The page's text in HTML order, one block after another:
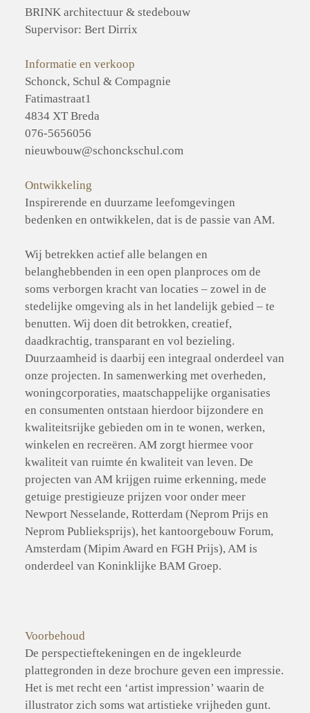
BRINK architectuur & stedebouw
Supervisor: Bert Dirrix
Informatie en verkoop
Schonck, Schul & Compagnie
Fatimastraat1
4834 XT Breda
076-5656056
nieuwbouw@schonckschul.com
Ontwikkeling
Inspirerende en duurzame leefomgevingen
bedenken en ontwikkelen, dat is de passie van AM.
Wij betrekken actief alle belangen en
belanghebbenden in een open planproces om de
soms verborgen kracht van locaties – zowel in de
stedelijke omgeving als in het landelijk gebied – te
benutten. Wij doen dit betrokken, creatief,
daadkrachtig, transparant en vol bezieling.
Duurzaamheid is daarbij een integraal onderdeel van
onze projecten. In samenwerking met overheden,
woningcorporaties, maatschappelijke organisaties
en consumenten ontstaan hierdoor bijzondere en
kwaliteitsrijke gebieden om in te wonen, werken,
winkelen en recreëren. AM zorgt hiermee voor
kwaliteit van ruimte én kwaliteit van leven. De
projecten van AM krijgen ruime erkenning, mede
getuige prestigieuze prijzen voor onder meer
Newport Nesselande, Rotterdam (Neprom Prijs en
Neprom Publieksprijs), het kantoorgebouw Forum,
Amsterdam (Mipim Award en FGH Prijs), AM is
onderdeel van Koninklijke BAM Groep.
Voorbehoud
De perspectieftekeningen en de ingekleurde
plattegronden in deze brochure geven een impressie.
Het is met recht een ‘artist impression’ waarin de
illustrator zich soms wat artistieke vrijheden gunt.